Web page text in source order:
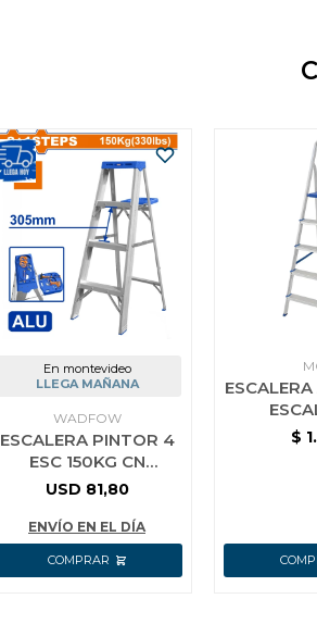
En montevideo
LLEGA MAÑANA
WADFOW
ESCALERA PINTOR 4
ESC 150KG CN
BANDEJA SIMPLE
USD 81,80
ENVÍO EN EL DÍA
$